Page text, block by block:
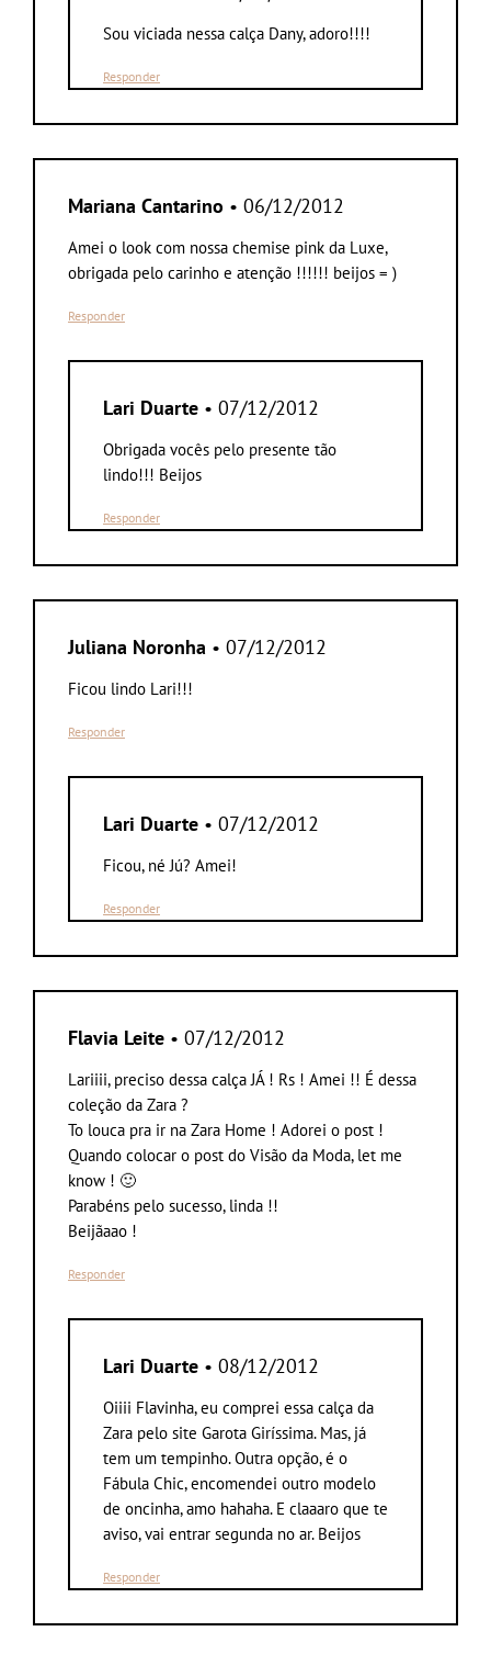
Sou viciada nessa calça Dany, adoro!!!!
Responder
Mariana Cantarino • 06/12/2012
Amei o look com nossa chemise pink da Luxe,
obrigada pelo carinho e atenção !!!!!! beijos = )
Responder
Lari Duarte • 07/12/2012
Obrigada vocês pelo presente tão
lindo!!! Beijos
Responder
Juliana Noronha • 07/12/2012
Ficou lindo Lari!!!
Responder
Lari Duarte • 07/12/2012
Ficou, né Jú? Amei!
Responder
Flavia Leite • 07/12/2012
Lariiii, preciso dessa calça JÁ ! Rs ! Amei !! É dessa
coleção da Zara ?
To louca pra ir na Zara Home ! Adorei o post !
Quando colocar o post do Visão da Moda, let me
know ! 🙂
Parabéns pelo sucesso, linda !!
Beijãaao !
Responder
Lari Duarte • 08/12/2012
Oiiii Flavinha, eu comprei essa calça da
Zara pelo site Garota Giríssima. Mas, já
tem um tempinho. Outra opção, é o
Fábula Chic, encomendei outro modelo
de oncinha, amo hahaha. E claaaro que te
aviso, vai entrar segunda no ar. Beijos
Responder